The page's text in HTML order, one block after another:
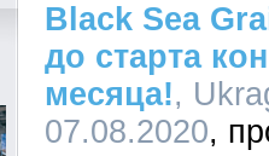
Black Sea
до старта
месяца!,
07.08.2020